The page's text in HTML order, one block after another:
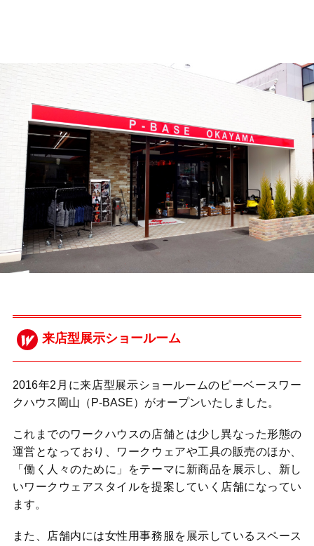
来店型展示ショールーム
2016年2月に来店型展示ショールームのピーベースワー
クハウス岡山（P-BASE）がオープンいたしました。
これまでのワークハウスの店舗とは少し異なった形態の
運営となっており、ワークウェアや工具の販売のほか、
「働く人々のために」をテーマに新商品を展示し、新し
いワークウェアスタイルを提案していく店舗になってい
ます。
また、店舗内には女性用事務服を展示しているスペース